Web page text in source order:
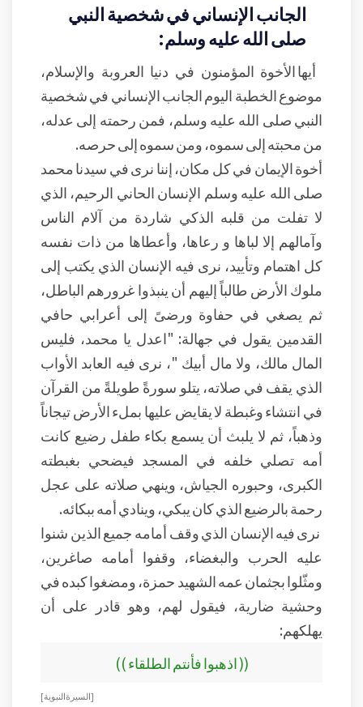
الجانب الإنساني في شخصية النبي
صلى الله عليه وسلم:
أيها الأخوة المؤمنون في دنيا العروبة والإسلام،
موضوع الخطبة اليوم الجانب الإنساني في شخصية
النبي صلى الله عليه وسلم، فمن رحمته إلى عدله،
من محبته إلى سموه، ومن سموه إلى حرصه.
أخوة الإيمان في كل مكان، إننا نرى في سيدنا محمد
صلى الله عليه وسلم الإنسان الحاني الرحيم، الذي
لا تفلت من قلبه الذكي شاردة من آلام الناس
وآمالهم إلا لباها و رعاها، وأعطاها من ذات نفسه
كل اهتمام وتأييد، نرى فيه الإنسان الذي يكتب إلى
ملوك الأرض طالباً إليهم أن ينبذوا غرورهم الباطل،
ثم يصغي في حفاوة ورضىً إلى أعرابي حافي
القدمين يقول في جهالة: "اعدل يا محمد، فليس
المال مالك، ولا مال أبيك "، نرى فيه العابد الأواب
الذي يقف في صلاته، يتلو سورةً طويلةً من القرآن
في انتشاء وغبطة لا يقايض عليها بملء الأرض تيجاناً
وذهباً، ثم لا يلبث أن يسمع بكاء طفل رضيع كانت
أمه تصلي خلفه في المسجد فيضحي بغبطته
الكبرى، وحبوره الجياش، وينهي صلاته على عجل
رحمة بالرضيع الذي كان يبكي، وينادي أمه ببكائه.
نرى فيه الإنسان الذي وقف أمامه جميع الذين شنوا
عليه الحرب والبغضاء، وقفوا أمامه صاغرين،
ومثّلوا بجثمان عمه الشهيد حمزة، ومضغوا كبده في
وحشية ضارية، فيقول لهم، وهو قادر على أن
يهلكهم:
(( اذهبوا فأنتم الطلقاء ))
[السيرة النبوية]